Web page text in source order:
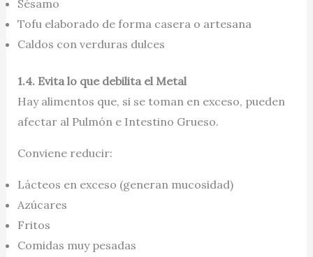
Sésamo
Tofu elaborado de forma casera o artesana
Caldos con verduras dulces
1.4. Evita lo que debilita el Metal
Hay alimentos que, si se toman en exceso, pueden
afectar al Pulmón e Intestino Grueso.
Conviene reducir:
Lácteos en exceso (generan mucosidad)
Azúcares
Fritos
Comidas muy pesadas